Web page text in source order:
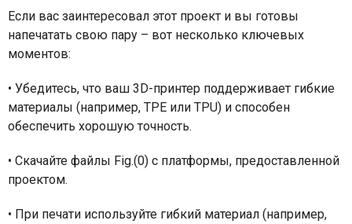
Если вас заинтересовал этот проект и вы готовы
напечатать свою пару – вот несколько ключевых
моментов:
• Убедитесь, что ваш 3D-принтер поддерживает гибкие
материалы (например, TPE или TPU) и способен
обеспечить хорошую точность.
• Скачайте файлы Fig.(0) с платформы, предоставленной
проектом.
• При печати используйте гибкий материал (например,